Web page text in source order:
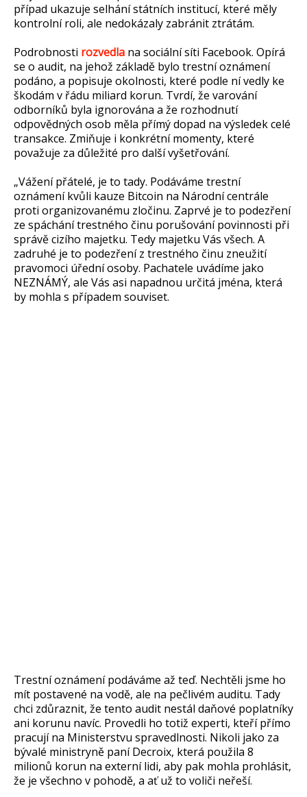
případ ukazuje selhání státních institucí, které měly
kontrolní roli, ale nedokázaly zabránit ztrátám.
Podrobnosti rozvedla na sociální síti Facebook. Opírá
se o audit, na jehož základě bylo trestní oznámení
podáno, a popisuje okolnosti, které podle ní vedly ke
škodám v řádu miliard korun. Tvrdí, že varování
odborníků byla ignorována a že rozhodnutí
odpovědných osob měla přímý dopad na výsledek celé
transakce. Zmiňuje i konkrétní momenty, které
považuje za důležité pro další vyšetřování.
„Vážení přátelé, je to tady. Podáváme trestní
oznámení kvůli kauze Bitcoin na Národní centrále
proti organizovanému zločinu. Zaprvé je to podezření
ze spáchání trestného činu porušování povinnosti při
správě cizího majetku. Tedy majetku Vás všech. A
zadruhé je to podezření z trestného činu zneužití
pravomoci úřední osoby. Pachatele uvádíme jako
NEZNÁMÝ, ale Vás asi napadnou určitá jména, která
by mohla s případem souviset.
Trestní oznámení podáváme až teď. Nechtěli jsme ho
mít postavené na vodě, ale na pečlivém auditu. Tady
chci zdůraznit, že tento audit nestál daňové poplatníky
ani korunu navíc. Provedli ho totiž experti, kteří přímo
pracují na Ministerstvu spravedlnosti. Nikoli jako za
bývalé ministryně paní Decroix, která použila 8
milionů korun na externí lidi, aby pak mohla prohlásit,
že je všechno v pohodě, a ať už to voliči neřeší.